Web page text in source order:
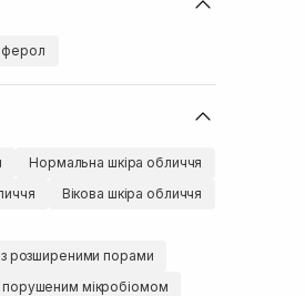
Нормальна шкіра обличчя
Вікова шкіра обличчя
розширеними порами
порушеним мікробіомом